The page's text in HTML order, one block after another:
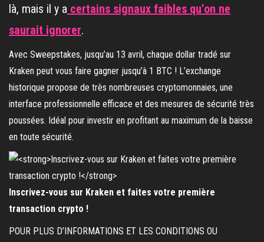
là, mais il y a certains signaux faibles qu’on ne
saurait ignorer.
Avec Sweepstakes, jusqu’au 13 avril, chaque dollar tradé sur
Kraken peut vous faire gagner jusqu’à 1 BTC ! L’exchange
historique propose de très nombreuses cryptomonnaies, une
interface professionnelle efficace et des mesures de sécurité très
poussées. Idéal pour investir en profitant au maximum de la baisse
en toute sécurité.
Inscrivez-vous sur Kraken et faites votre première
transaction crypto !
POUR PLUS D’INFORMATIONS ET LES CONDITIONS OU